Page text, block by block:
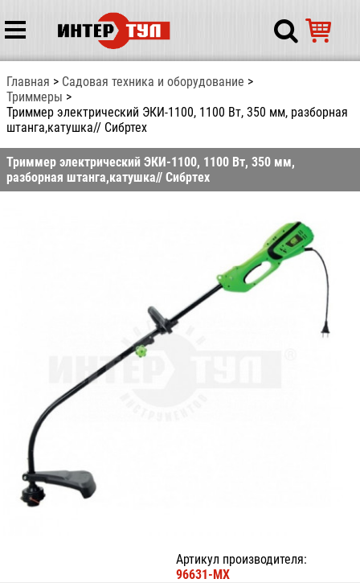
Главная
Садовая техника и оборудование
Триммеры
Триммер электрический ЭКИ-1100, 1100 Вт, 350 мм, разборная
штанга,катушка// Сибртех
Триммер электрический ЭКИ-1100, 1100 Вт, 350 мм,
разборная штанга,катушка// Сибртех
Артикул производителя:
96631-MX